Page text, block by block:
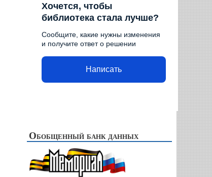
Хочется, чтобы
библиотека стала лучше?
Сообщите, какие нужны изменения
и получите ответ о решении
Написать
Обобщенный банк данных